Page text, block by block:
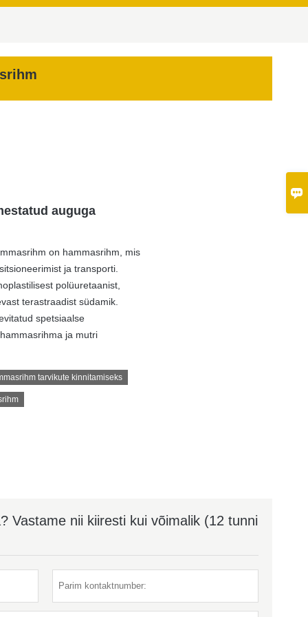

auguga
on hammasrihm, mis
ja transporti.
polüuretaanist,
terastraadist südamik.
spetsiaalse
ja mutri
tarvikute kinnitamiseks
Vastame nii kiiresti kui võimalik (12 tunni